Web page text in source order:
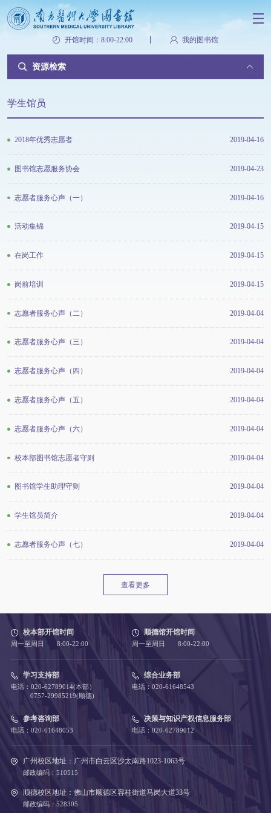
开馆时间：8:00-22:00 我的图书馆
资源检索
学生馆员
2019-04-16
2018年优秀志愿者
2019-04-23
图书馆志愿服务协会
2019-04-16
志愿者服务心声（一）
2019-04-15
活动集锦
2019-04-15
在岗工作
2019-04-15
岗前培训
2019-04-04
志愿者服务心声（二）
2019-04-04
志愿者服务心声（三）
2019-04-04
志愿者服务心声（四）
2019-04-04
志愿者服务心声（五）
2019-04-04
志愿者服务心声（六）
2019-04-04
校本部图书馆志愿者守则
2019-04-04
图书馆学生助理守则
2019-04-04
学生馆员简介
2019-04-04
志愿者服务心声（七）
查看更多
校本部开馆时间
周一至周日 8:00-22:00
顺德馆开馆时间
周一至周日 8:00-22:00
学习支持部
电话：020-62789014(本部）
0757-29985219(顺德)
综合业务部
电话：020-61648543
参考咨询部
电话：020-61648053
决策与知识产权信息服务部
电话：020-62789012
广州校区地址：广州市白云区沙太南路1023-1063号
邮政编码：510515
顺德校区地址：佛山市顺德区容桂街道马岗大道33号
邮政编码：528305